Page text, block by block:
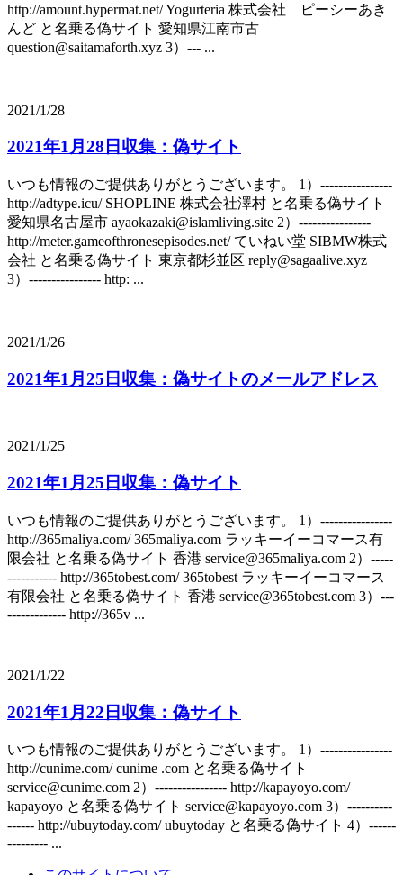
http://amount.hypermat.net/ Yogurteria 株式会社 ピーシーあき
んど と名乗る偽サイト 愛知県江南市古
question@saitamaforth.xyz 3）--- ...
2021/1/28
2021年1月28日収集：偽サイト
いつも情報のご提供ありがとうございます。 1）----------------
http://adtype.icu/ SHOPLINE 株式会社澤村 と名乗る偽サイト
愛知県名古屋市 ayaokazaki@islamliving.site 2）----------------
http://meter.gameofthronesepisodes.net/ ていねい堂 SIBMW株式
会社 と名乗る偽サイト 東京都杉並区 reply@sagaalive.xyz
3）---------------- http: ...
2021/1/26
2021年1月25日収集：偽サイトのメールアドレス
2021/1/25
2021年1月25日収集：偽サイト
いつも情報のご提供ありがとうございます。 1）----------------
http://365maliya.com/ 365maliya.com ラッキーイーコマース有
限会社 と名乗る偽サイト 香港 service@365maliya.com 2）-----
----------- http://365tobest.com/ 365tobest ラッキーイーコマース
有限会社 と名乗る偽サイト 香港 service@365tobest.com 3）---
------------- http://365v ...
2021/1/22
2021年1月22日収集：偽サイト
いつも情報のご提供ありがとうございます。 1）----------------
http://cunime.com/ cunime .com と名乗る偽サイト
service@cunime.com 2）---------------- http://kapayoyo.com/
kapayoyo と名乗る偽サイト service@kapayoyo.com 3）----------
------ http://ubuytoday.com/ ubuytoday と名乗る偽サイト 4）------
--------- ...